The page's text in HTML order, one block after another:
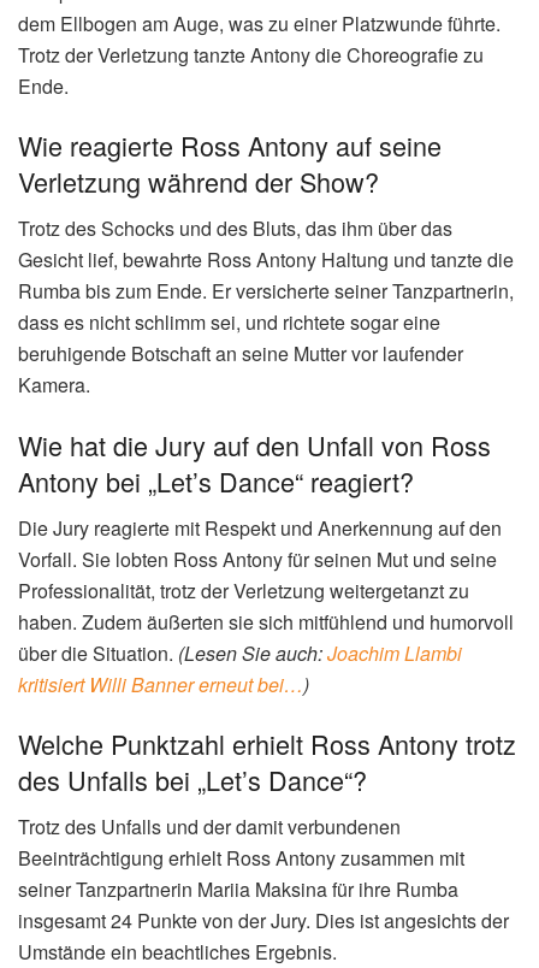
dem Ellbogen am Auge, was zu einer Platzwunde führte.
Trotz der Verletzung tanzte Antony die Choreografie zu
Ende.
Wie reagierte Ross Antony auf seine
Verletzung während der Show?
Trotz des Schocks und des Bluts, das ihm über das
Gesicht lief, bewahrte Ross Antony Haltung und tanzte die
Rumba bis zum Ende. Er versicherte seiner Tanzpartnerin,
dass es nicht schlimm sei, und richtete sogar eine
beruhigende Botschaft an seine Mutter vor laufender
Kamera.
Wie hat die Jury auf den Unfall von Ross
Antony bei „Let’s Dance“ reagiert?
Die Jury reagierte mit Respekt und Anerkennung auf den
Vorfall. Sie lobten Ross Antony für seinen Mut und seine
Professionalität, trotz der Verletzung weitergetanzt zu
haben. Zudem äußerten sie sich mitfühlend und humorvoll
über die Situation. (Lesen Sie auch:Joachim Llambi
kritisiert Willi Banner erneut bei…)
Welche Punktzahl erhielt Ross Antony trotz
des Unfalls bei „Let’s Dance“?
Trotz des Unfalls und der damit verbundenen
Beeinträchtigung erhielt Ross Antony zusammen mit
seiner Tanzpartnerin Mariia Maksina für ihre Rumba
insgesamt 24 Punkte von der Jury. Dies ist angesichts der
Umstände ein beachtliches Ergebnis.